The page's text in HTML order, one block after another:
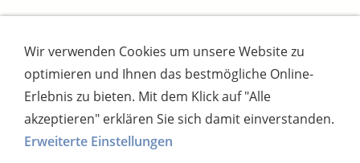
Impressum AGB
Widerrufsbutton
Widerrufsrecht
Online-Streitschlichtung
Datenschutz
Versand
Bezahlsysteme
Kontakt
Disclaimer Versandtage Cookies
Bankverbindung: Consorsbank, Kt-Inhaber:
Wir verwenden Cookies um unsere Website zu
optimieren und Ihnen das bestmögliche Online-
Erlebnis zu bieten. Mit dem Klick auf "Alle
akzeptieren" erklären Sie sich damit einverstanden.
Erweiterte Einstellungen